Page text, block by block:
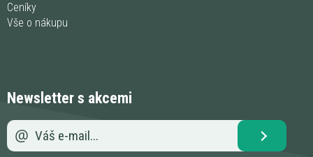
Ceníky
Vše o nákupu
Newsletter s akcemi